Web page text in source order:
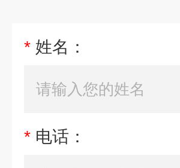
* 姓名：
* 电话：